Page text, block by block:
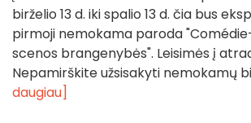
birželio 13 d. iki spalio 13 d. čia bus
pirmoji nemokama paroda
scenos brangenybės". Leisimės į
Nepamirškite užsisakyti nemokamų
daugiau]